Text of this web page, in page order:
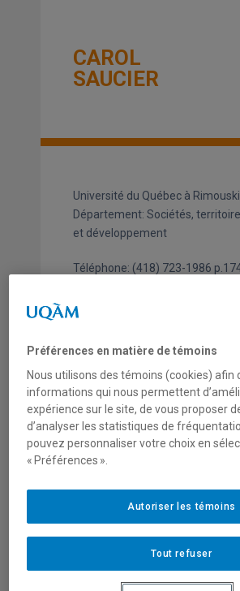
CAROL
SAUCIER
Université du Québec à Rimouski
Département: Sociétés,
et développement
Téléphone: (418) 723-1986
carol_saucier@uqar.qc.ca
Territoires et milieux de vie
STATUT AU CRISES
Membre associé
Préférences en matière de témoins
Nous utilisons des témoins (cookies) afin
informations qui nous permettent
expérience sur le site, de vous proposer
d’analyser les statistiques de
pouvez personnaliser votre choix en
« Préférences ».
Tout refuser
Autoriser les témoins